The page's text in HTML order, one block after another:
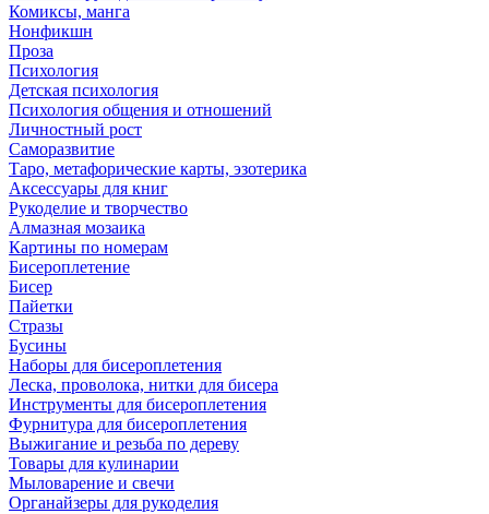
Комиксы, манга
Нонфикшн
Проза
Психология
Детская психология
Психология общения и отношений
Личностный рост
Саморазвитие
Таро, метафорические карты, эзотерика
Аксессуары для книг
Рукоделие и творчество
Алмазная мозаика
Картины по номерам
Бисероплетение
Бисер
Пайетки
Стразы
Бусины
Наборы для бисероплетения
Леска, проволока, нитки для бисера
Инструменты для бисероплетения
Фурнитура для бисероплетения
Выжигание и резьба по дереву
Товары для кулинарии
Мыловарение и свечи
Органайзеры для рукоделия